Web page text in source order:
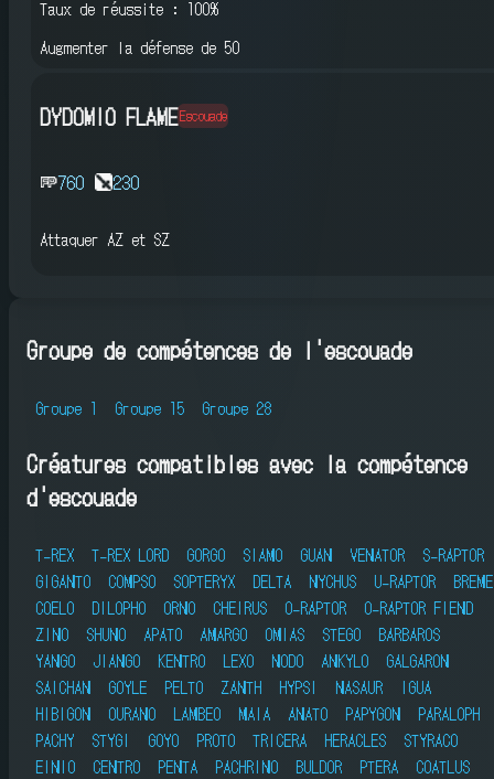
Taux de réussite : 100%
Augmenter la défense de 50
DYDOMIO FLAMEEscouade
760 230
Attaquer AZ et SZ
Groupe de compétences de l'escouade
Groupe 1 Groupe 15 Groupe 28
Créatures compatibles avec la compétence
d'escouade
T-REX T-REX LORD GORGO SIAMO GUAN VENATOR
S-RAPTOR
GIGANTO
COMPSO SOPTERYX DELTA NYCHUS U-RAPTOR
BREME
COELO
DILOPHO ORNO CHEIRUS O-RAPTOR
O-RAPTOR FIEND
ZINO
SHUNO APATO AMARGO OMIAS STEGO
BARBAROS
YANGO
JIANGO KENTRO LEXO NODO ANKYLO
GALGARON
SAICHAN
GOYLE PELTO ZANTH HYPSI NASAUR
IGUA
HIBIGON
OURANO LAMBEO MAIA ANATO PAPYGON
PARALOPH
PACHY
STYGI GOYO PROTO TRICERA HERACLES
STYRACO
EINIO
CENTRO PENTA PACHRINO BULDOR PTERA
COATLUS